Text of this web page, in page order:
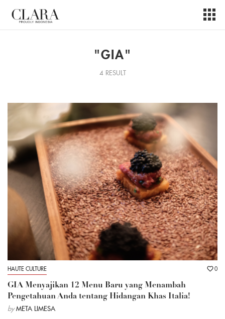
"GIA"
4 RESULT
HAUTE CULTURE 0
GIA Menyajikan 12 Menu Baru yang Menambah
Pengetahuan Anda tentang Hidangan Khas Italia!
by META LIMESA